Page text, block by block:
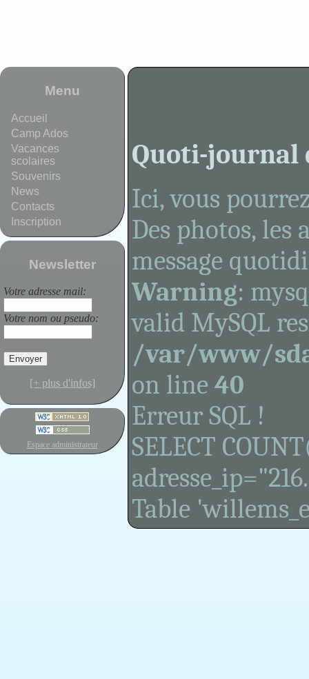
Menu
Accueil
Camp Ados
Vacances
scolaires
Souvenirs
News
Contacts
Inscription
Newsletter
Votre adresse mail:
Votre nom ou pseudo:
[+ plus d'infos]
Espace administrateur
Quoti-journal
Ici, vous
Des photos, les
message
Warning:
valid MySQL
/var/www/
on line 40
Erreur SQL !
SELECT
Table